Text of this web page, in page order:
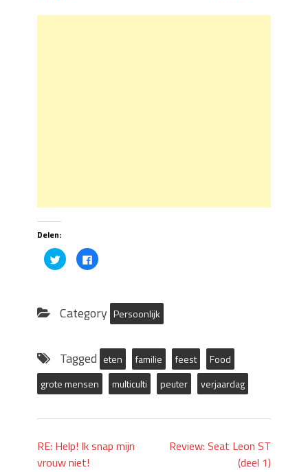
Delen:
Click
to
share
new
window)
Click
to
new
window)
Category Persoonlijk
Tagged eten familie feest
Food
grote mensen
multiculti peuter verjaardag
RE: Help! Ik snap mijn
vrouw niet!
Review: Seat Leon ST
(deel 1)